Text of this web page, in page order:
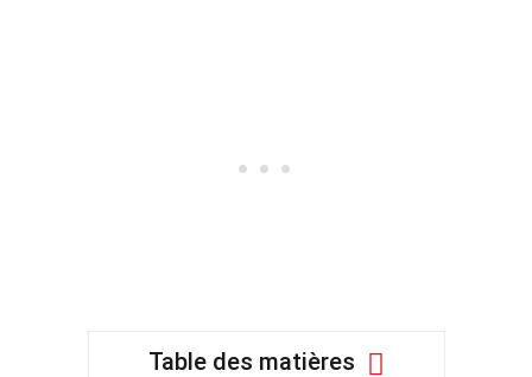
Table des matières